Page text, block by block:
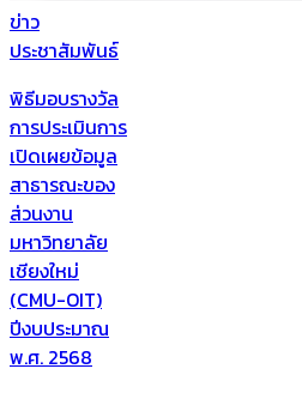
ข่าว
ประชาสัมพันธ์
พิธีมอบรางวัล
การประเมินการ
เปิดเผยข้อมูล
สาธารณะของ
ส่วนงาน
มหาวิทยาลัย
เชียงใหม่
(CMU-OIT)
ปีงบประมาณ
พ.ศ. 2568